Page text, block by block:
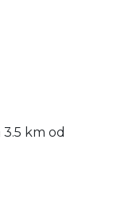
km od